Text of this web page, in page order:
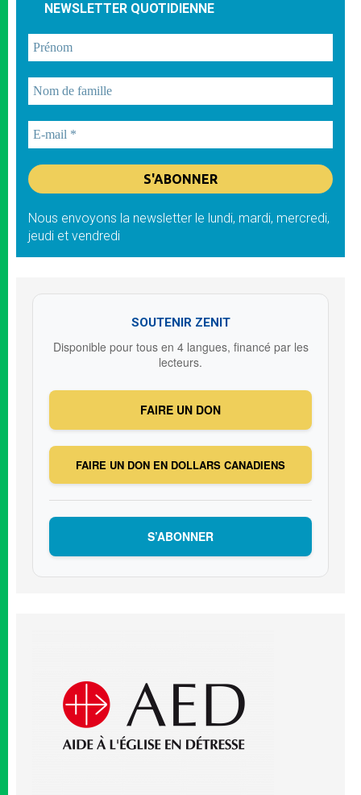
NEWSLETTER QUOTIDIENNE
Nous envoyons la newsletter le lundi, mardi, mercredi,
jeudi et vendredi
SOUTENIR ZENIT
Disponible pour tous en 4 langues, financé par les
lecteurs.
FAIRE UN DON
FAIRE UN DON EN DOLLARS CANADIENS
S’ABONNER